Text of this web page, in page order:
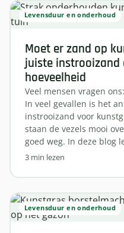
Levensduur en onderhoud
Moet er zand op
juiste instrooizand
hoeveelheid
Veel mensen vragen
In veel gevallen is het
instrooizand voor
staan de vezels mooi
goed weg. In deze blog
3 min lezen
Levensduur en onderhoud